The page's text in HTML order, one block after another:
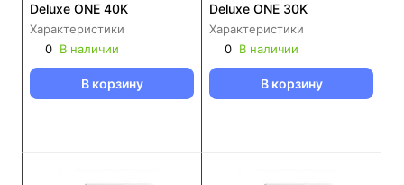
Deluxe ONE 40K
Характеристики
0 В наличии
В корзину
Deluxe ONE 30K
Характеристики
0 В наличии
В корзину